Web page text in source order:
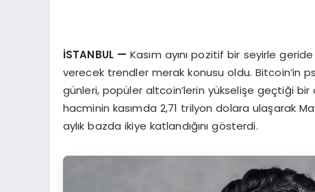
İSTANBUL — Kasım ayını pozitif bir seyirle
verecek trendler merak konusu oldu. Bitcoin’in
günleri, popüler altcoin’lerin yükselişe geçtiği
hacminin kasımda 2,71 trilyon dolara ulaşarak
aylık bazda ikiye katlandığını gösterdi.